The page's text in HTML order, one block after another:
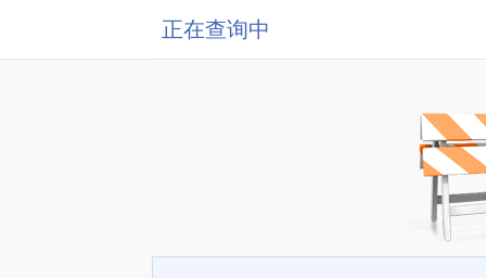
正在查询中